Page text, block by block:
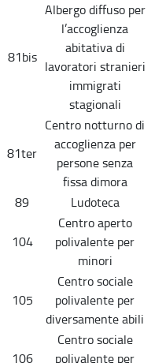
81bis
Albergo diffuso per
l’accoglienza
abitativa di
lavoratori stranieri
immigrati
stagionali
81ter
Centro notturno di
accoglienza per
persone senza
fissa dimora
89 Ludoteca
104
Centro aperto
polivalente per
minori
105
Centro sociale
polivalente per
diversamente abili
106
Centro sociale
polivalente per